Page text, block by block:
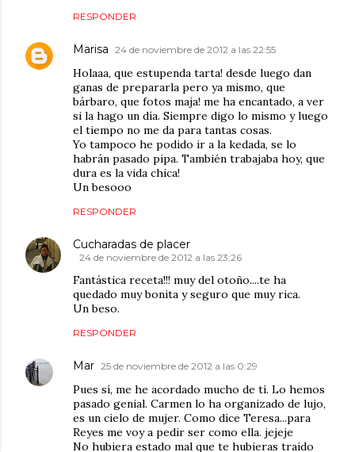
RESPONDER
Marisa 24 de noviembre de 2012 a las 22:55
Holaaa, que estupenda tarta! desde luego dan
ganas de prepararla pero ya mismo, que
bárbaro, que fotos maja! me ha encantado, a ver
si la hago un día. Siempre digo lo mismo y luego
el tiempo no me da para tantas cosas.
Yo tampoco he podido ir a la kedada, se lo
habrán pasado pipa. También trabajaba hoy, que
dura es la vida chica!
Un besooo
RESPONDER
Cucharadas de placer
24 de noviembre de 2012 a las 23:26
Fantástica receta!!! muy del otoño....te ha
quedado muy bonita y seguro que muy rica.
Un beso.
RESPONDER
Mar 25 de noviembre de 2012 a las 0:29
Pues sí, me he acordado mucho de tí. Lo hemos
pasado genial. Carmen lo ha organizado de lujo,
es un cielo de mujer. Como dice Teresa...para
Reyes me voy a pedir ser como ella. jejeje
No hubiera estado mal que te hubieras traido